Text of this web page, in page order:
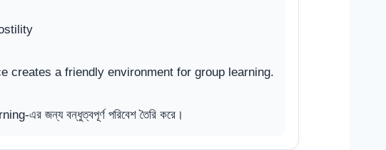
creates a friendly environment for group learning.
এর জন্য বন্ধুত্বপূর্ণ পরিবেশ তৈরি করে।